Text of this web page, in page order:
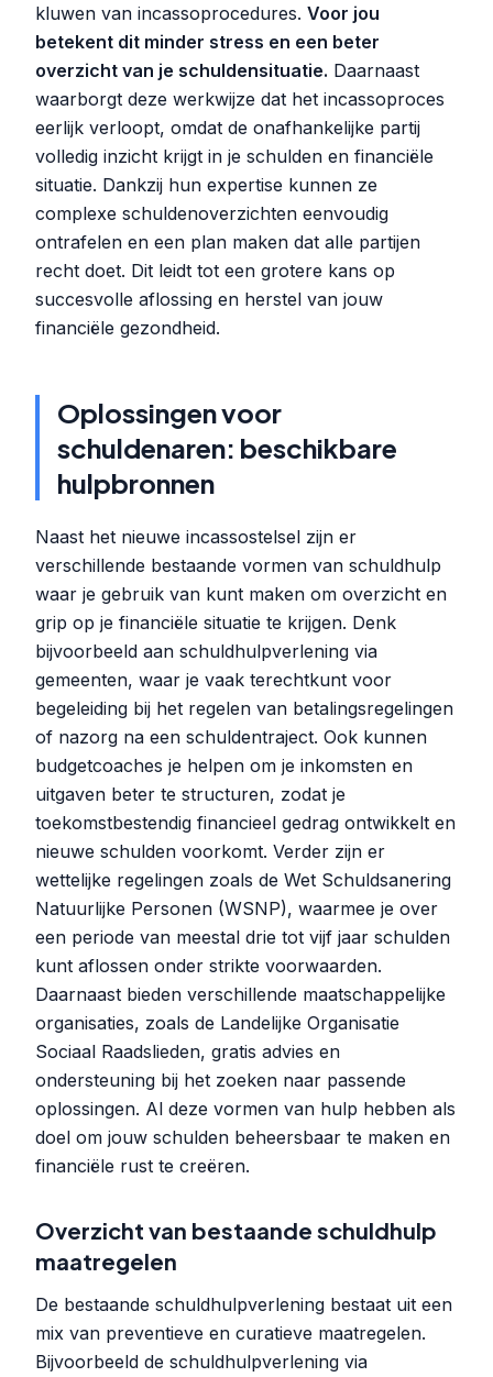
kluwen van incassoprocedures. Voor jou
betekent dit minder stress en een beter
overzicht van je schuldensituatie. Daarnaast
waarborgt deze werkwijze dat het incassoproces
eerlijk verloopt, omdat de onafhankelijke partij
volledig inzicht krijgt in je schulden en financiële
situatie. Dankzij hun expertise kunnen ze
complexe schuldenoverzichten eenvoudig
ontrafelen en een plan maken dat alle partijen
recht doet. Dit leidt tot een grotere kans op
succesvolle aflossing en herstel van jouw
financiële gezondheid.
Oplossingen voor
schuldenaren: beschikbare
hulpbronnen
Naast het nieuwe incassostelsel zijn er
verschillende bestaande vormen van schuldhulp
waar je gebruik van kunt maken om overzicht en
grip op je financiële situatie te krijgen. Denk
bijvoorbeeld aan schuldhulpverlening via
gemeenten, waar je vaak terechtkunt voor
begeleiding bij het regelen van betalingsregelingen
of nazorg na een schuldentraject. Ook kunnen
budgetcoaches je helpen om je inkomsten en
uitgaven beter te structuren, zodat je
toekomstbestendig financieel gedrag ontwikkelt en
nieuwe schulden voorkomt. Verder zijn er
wettelijke regelingen zoals de Wet Schuldsanering
Natuurlijke Personen (WSNP), waarmee je over
een periode van meestal drie tot vijf jaar schulden
kunt aflossen onder strikte voorwaarden.
Daarnaast bieden verschillende maatschappelijke
organisaties, zoals de Landelijke Organisatie
Sociaal Raadslieden, gratis advies en
ondersteuning bij het zoeken naar passende
oplossingen. Al deze vormen van hulp hebben als
doel om jouw schulden beheersbaar te maken en
financiële rust te creëren.
Overzicht van bestaande schuldhulp
maatregelen
De bestaande schuldhulpverlening bestaat uit een
mix van preventieve en curatieve maatregelen.
Bijvoorbeeld de schuldhulpverlening via